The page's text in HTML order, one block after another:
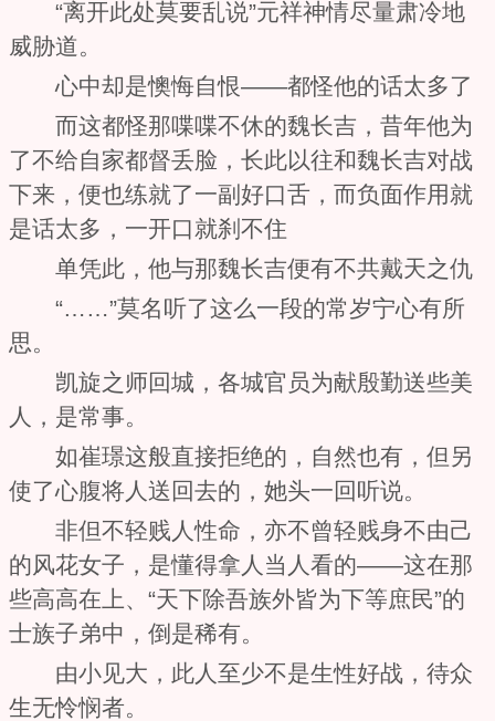
“离开此处莫要乱说”元祥神情尽量肃冷地
威胁道。
心中却是懊悔自恨——都怪他的话太多了
而这都怪那喋喋不休的魏长吉，昔年他为
了不给自家都督丢脸，长此以往和魏长吉对战
下来，便也练就了一副好口舌，而负面作用就
是话太多，一开口就刹不住
单凭此，他与那魏长吉便有不共戴天之仇
“……”莫名听了这么一段的常岁宁心有所
思。
凯旋之师回城，各城官员为献殷勤送些美
人，是常事。
如崔璟这般直接拒绝的，自然也有，但另
使了心腹将人送回去的，她头一回听说。
非但不轻贱人性命，亦不曾轻贱身不由己
的风花女子，是懂得拿人当人看的——这在那
些高高在上、“天下除吾族外皆为下等庶民”的
士族子弟中，倒是稀有。
由小见大，此人至少不是生性好战，待众
生无怜悯者。